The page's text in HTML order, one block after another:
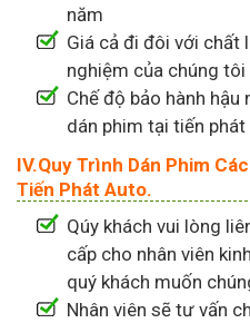
năm
Giá cả đi đôi với chất
nghiệm của chúng tôi
Chế độ bảo hành
dán phim tại tiến phát
IV.Quy Trình Dán Phim
Tiến Phát Auto.
Qúy khách vui lòng
cấp cho nhân viên
quý khách muốn
Nhân viên sẽ tư vấn